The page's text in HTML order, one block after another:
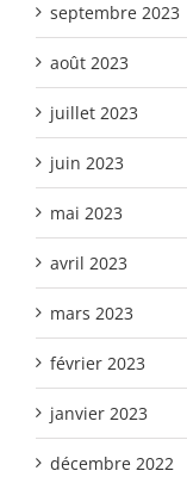
septembre 2023
août 2023
juillet 2023
juin 2023
mai 2023
avril 2023
mars 2023
février 2023
janvier 2023
décembre 2022